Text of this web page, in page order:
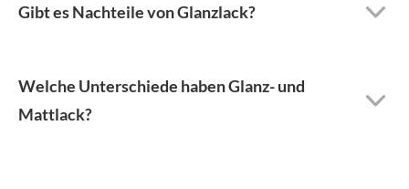
Gibt es Nachteile von Glanzlack?
Welche Unterschiede haben Glanz- und
Mattlack?